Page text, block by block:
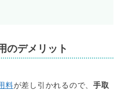
のデメリット
料が差し引かれるので、 手取